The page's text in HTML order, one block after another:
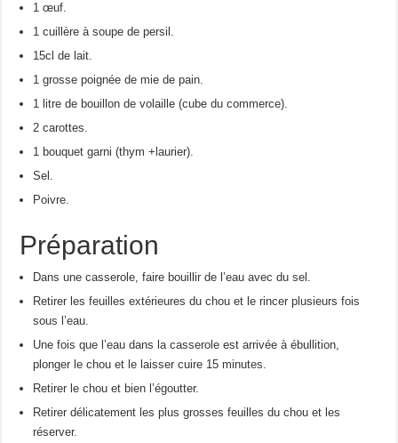
1 œuf.
1 cuillère à soupe de persil.
15cl de lait.
1 grosse poignée de mie de pain.
1 litre de bouillon de volaille (cube du commerce).
2 carottes.
1 bouquet garni (thym +laurier).
Sel.
Poivre.
Préparation
Dans une casserole, faire bouillir de l’eau avec du sel.
Retirer les feuilles extérieures du chou et le rincer plusieurs fois
sous l’eau.
Une fois que l’eau dans la casserole est arrivée à ébullition,
plonger le chou et le laisser cuire 15 minutes.
Retirer le chou et bien l’égoutter.
Retirer délicatement les plus grosses feuilles du chou et les
réserver.